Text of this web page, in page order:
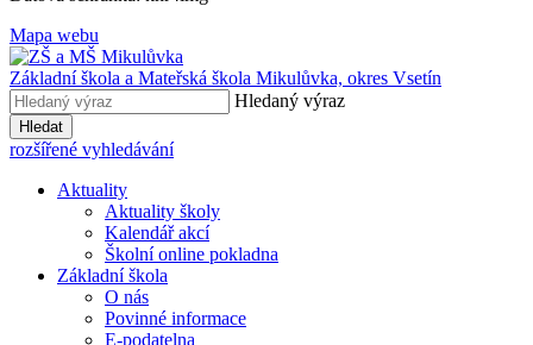
Mapa webu
Základní škola a Mateřská škola Mikulůvka, okres Vsetín
Hledaný výraz
Hledat
rozšířené vyhledávání
Aktuality
Aktuality školy
Kalendář akcí
Školní online pokladna
Základní škola
O nás
Povinné informace
E-podatelna